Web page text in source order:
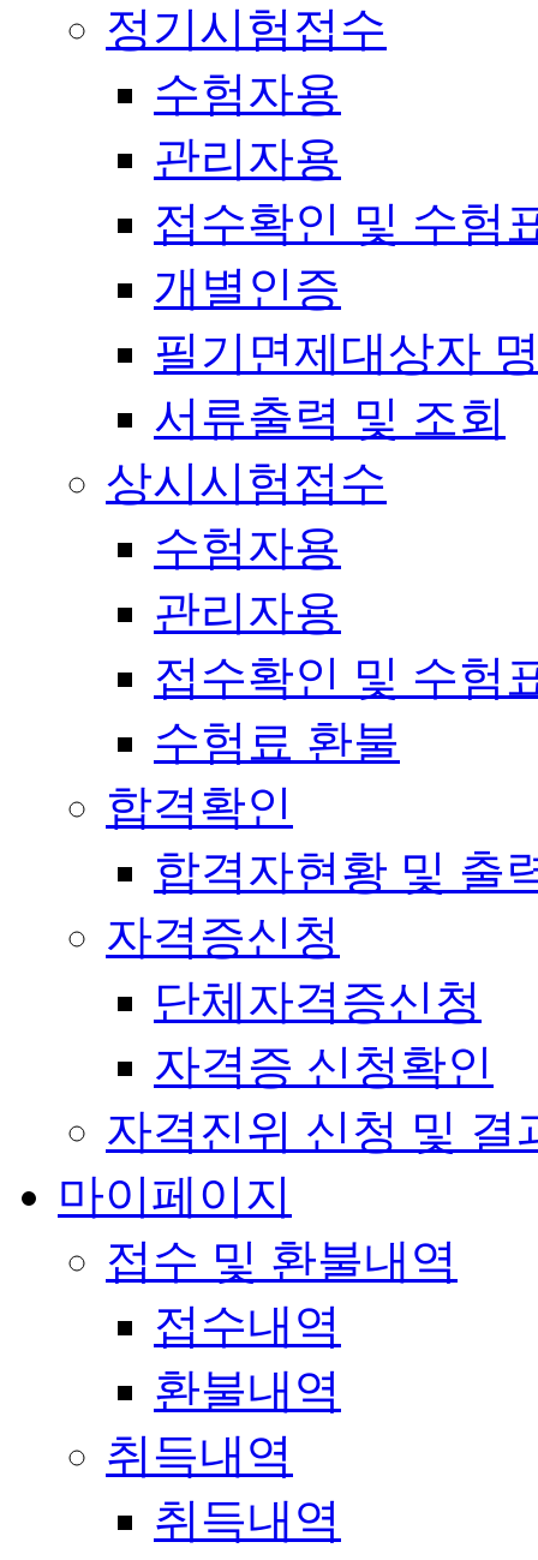
정기시험접수
수험자용
관리자용
접수확인 및 수험
개별인증
필기면제대상자
서류출력 및 조회
상시시험접수
수험자용
관리자용
접수확인 및 수험
수험료 환불
합격확인
합격자현황 및 출
자격증신청
단체자격증신청
자격증 신청확인
자격진위 신청 및 결
마이페이지
접수 및 환불내역
접수내역
환불내역
취득내역
취득내역